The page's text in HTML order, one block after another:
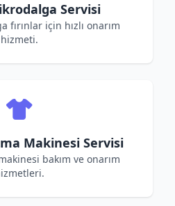
Servisi
fırınlar için hızlı onarım
hizmeti.
Makinesi Servisi
bakım ve onarım